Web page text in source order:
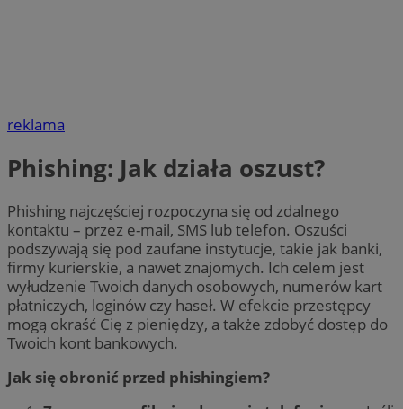
reklama
Phishing: Jak działa oszust?
Phishing najczęściej rozpoczyna się od zdalnego
kontaktu – przez e-mail, SMS lub telefon. Oszuści
podszywają się pod zaufane instytucje, takie jak banki,
firmy kurierskie, a nawet znajomych. Ich celem jest
wyłudzenie Twoich danych osobowych, numerów kart
płatniczych, loginów czy haseł. W efekcie przestępcy
mogą okraść Cię z pieniędzy, a także zdobyć dostęp do
Twoich kont bankowych.
Jak się obronić przed phishingiem?